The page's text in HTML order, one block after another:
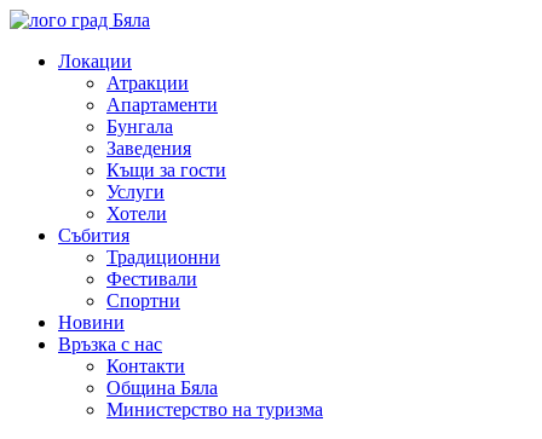
Skip
contentЛокации
Атракции
Апартаменти
Бунгала
Заведения
Къщи за гости
Услуги
Хотели
Събития
Традиционни
Фестивали
Спортни
Новини
Връзка с нас
Контакти
Община Бяла
Министерство на туризма